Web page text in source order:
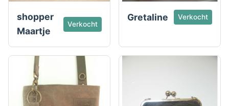
shopper
Maartje
Verkocht
Gretaline Verkocht